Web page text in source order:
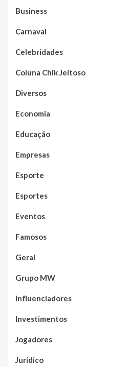
Business
Carnaval
Celebridades
Coluna Chik Jeitoso
Diversos
Economia
Educação
Empresas
Esporte
Esportes
Eventos
Famosos
Geral
Grupo MW
Influenciadores
Investimentos
Jogadores
Jurídico